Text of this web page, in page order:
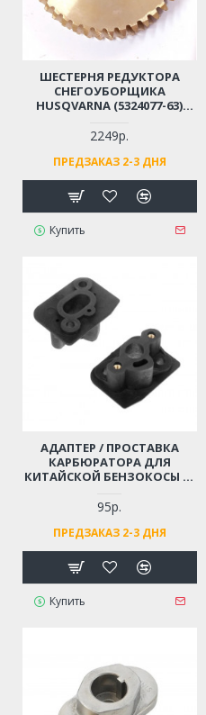
ШЕСТЕРНЯ РЕДУКТОРА
СНЕГОУБОРЩИКА
HUSQVARNA (5324077-63)
5524ST, 8024STE, 9027STE,
MCCULLOCH, PARTNER
SB240/270/300 (41 ЗУБ)
2249р.
ПРЕДЗАКАЗ 2-3 ДНЯ
Купить
АДАПТЕР / ПРОСТАВКА
КАРБЮРАТОРА ДЛЯ
КИТАЙСКОЙ БЕНЗОКОСЫ 33
95р.
ПРЕДЗАКАЗ 2-3 ДНЯ
Купить